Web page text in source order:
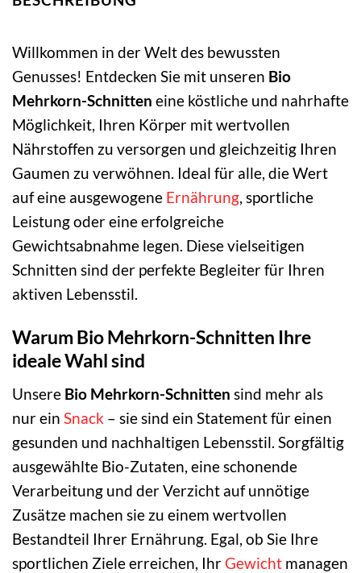
Willkommen in der Welt des bewussten
Genusses! Entdecken Sie mit unseren Bio
Mehrkorn-Schnitten eine köstliche und nahrhafte
Möglichkeit, Ihren Körper mit wertvollen
Nährstoffen zu versorgen und gleichzeitig Ihren
Gaumen zu verwöhnen. Ideal für alle, die Wert
auf eine ausgewogene Ernährung , sportliche
Leistung oder eine erfolgreiche
Gewichtsabnahme legen. Diese vielseitigen
Schnitten sind der perfekte Begleiter für Ihren
aktiven Lebensstil.
Warum Bio Mehrkorn-Schnitten Ihre
ideale Wahl sind
Unsere Bio Mehrkorn-Schnitten sind mehr als
nur ein Snack – sie sind ein Statement für einen
gesunden und nachhaltigen Lebensstil. Sorgfältig
ausgewählte Bio-Zutaten, eine schonende
Verarbeitung und der Verzicht auf unnötige
Zusätze machen sie zu einem wertvollen
Bestandteil Ihrer Ernährung. Egal, ob Sie Ihre
sportlichen Ziele erreichen, Ihr Gewicht managen